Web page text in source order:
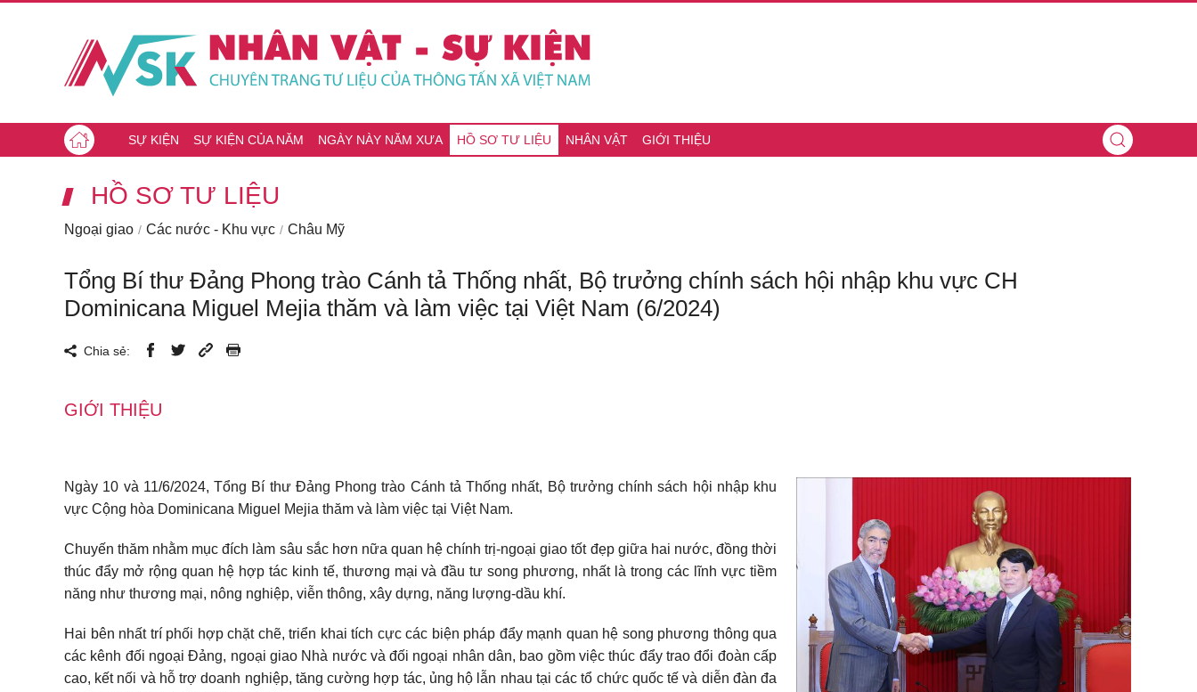
SỰ KIỆN SỰ KIỆN CỦA NĂM NGÀY NÀY NĂM XƯA HỒ SƠ TƯ LIỆU NHÂN VẬT GIỚI THIỆU
HỒ SƠ TƯ LIỆU
Ngoại giao Các nước - Khu vực Châu Mỹ
Tổng Bí thư Đảng Phong trào Cánh tả Thống nhất, Bộ trưởng chính sách hội nhập khu vực CH
Dominicana Miguel Mejia thăm và làm việc tại Việt Nam (6/2024)
Chia sẻ:
GIỚI THIỆU
Ngày 10 và 11/6/2024, Tổng Bí thư Đảng Phong trào Cánh tả Thống nhất, Bộ trưởng chính sách hội nhập khu
vực Cộng hòa Dominicana Miguel Mejia thăm và làm việc tại Việt Nam.
Chuyến thăm nhằm mục đích làm sâu sắc hơn nữa quan hệ chính trị-ngoại giao tốt đẹp giữa hai nước, đồng thời
thúc đẩy mở rộng quan hệ hợp tác kinh tế, thương mại và đầu tư song phương, nhất là trong các lĩnh vực tiềm
năng như thương mại, nông nghiệp, viễn thông, xây dựng, năng lượng-dầu khí.
Hai bên nhất trí phối hợp chặt chẽ, triển khai tích cực các biện pháp đẩy mạnh quan hệ song phương thông qua
các kênh đối ngoại Đảng, ngoại giao Nhà nước và đối ngoại nhân dân, bao gồm việc thúc đẩy trao đổi đoàn cấp
cao, kết nối và hỗ trợ doanh nghiệp, tăng cường hợp tác, ủng hộ lẫn nhau tại các tổ chức quốc tế và diễn đàn đa